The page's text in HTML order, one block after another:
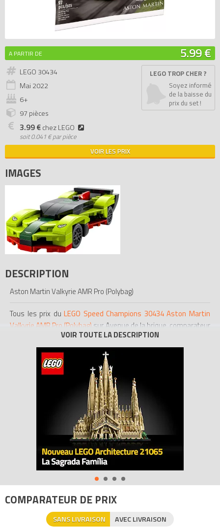
A PARTIR DE 5.99 €
LEGO 30434
Mai 2022
6+
97 pièces
3.99 €chez LEGO
soit0.041 € par pièce
LEGO TROP CHER ?
Soyez informé
de la baisse du
prix du set !
VOIR LES PRIX
IMAGES
DESCRIPTION
Aston Martin Valkyrie AMR Pro (Polybag)
Tous les prix duLEGO Speed Champions 30434 Aston Martin
Valkyrie AMR Pro (Polybag) sur Avenue de la brique, comparateur
de prix 100% LEGO.
Code EAN du LEGO Speed Champions 30434 : 5702017160863.
COMPARATEUR DE PRIX
SANS LIVRAISON AVEC LIVRAISON